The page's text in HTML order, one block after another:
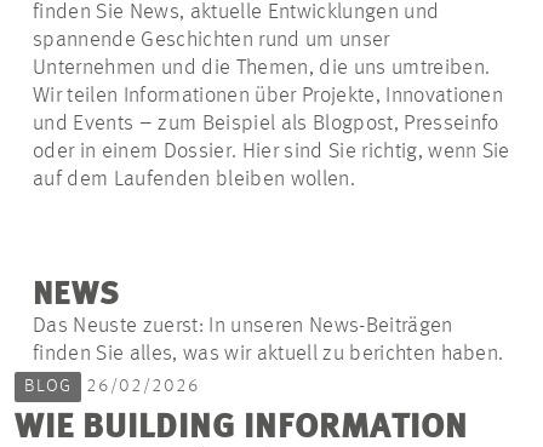
KARRIERE
PROJEKTE
KONTAKT
finden Sie News, aktuelle Entwicklungen und
spannende Geschichten rund um unser
Unternehmen und die Themen, die uns umtreiben.
Wir teilen Informationen über Projekte, Innovationen
und Events – zum Beispiel als Blogpost, Presseinfo
oder in einem Dossier. Hier sind Sie richtig, wenn Sie
auf dem Laufenden bleiben wollen.
NEWS
Das Neuste zuerst: In unseren News-Beiträgen
finden Sie alles, was wir aktuell zu berichten haben.
BLOG 26/02/2026
WIE BUILDING INFORMATION